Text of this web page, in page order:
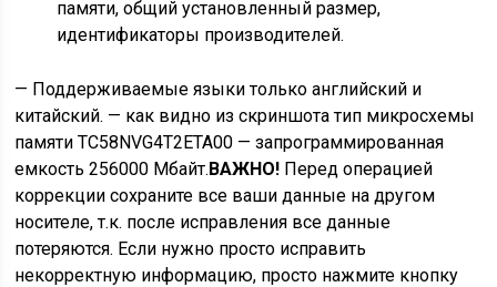
памяти, общий установленный размер,
идентификаторы производителей.
— Поддерживаемые языки только английский и
китайский. — как видно из скриншота тип микросхемы
памяти TC58NVG4T2ETA00 — запрограммированная
емкость 256000 Мбайт.ВАЖНО! Перед операцией
коррекции сохраните все ваши данные на другом
носителе, т.к. после исправления все данные
потеряются. Если нужно просто исправить
некорректную информацию, просто нажмите кнопку